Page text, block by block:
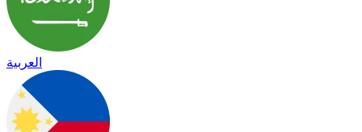
العربية